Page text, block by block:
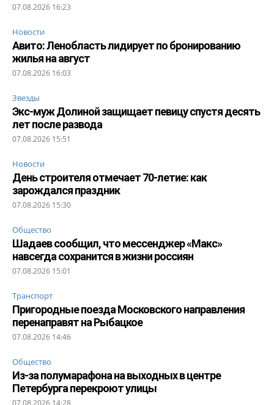
07.08.2026 16:23
Новости
Авито: Ленобласть лидирует по бронированию
жилья на август
07.08.2026 16:03
Звезды
Экс-муж Долиной защищает певицу спустя десять
лет после развода
07.08.2026 15:51
Новости
День строителя отмечает 70-летие: как
зарождался праздник
07.08.2026 15:30
Общество
Шадаев сообщил, что мессенджер «Макс»
навсегда сохранится в жизни россиян
07.08.2026 15:01
Транспорт
Пригородные поезда Московского направления
перенаправят на Рыбацкое
07.08.2026 14:46
Общество
Из-за полумарафона на выходных в центре
Петербурга перекроют улицы
07.08.2026 14:28